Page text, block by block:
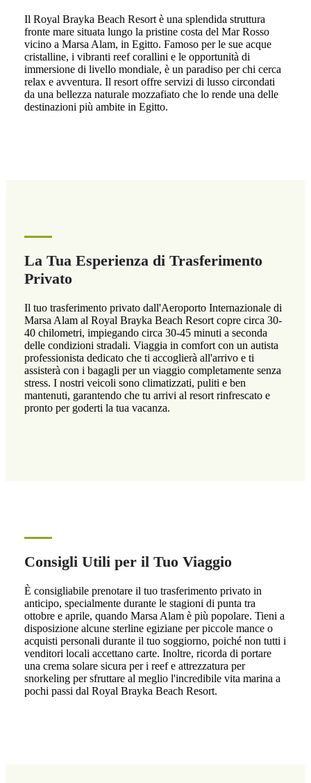
Il Royal Brayka Beach Resort è una splendida struttura
fronte mare situata lungo la pristine costa del Mar Rosso
vicino a Marsa Alam, in Egitto. Famoso per le sue acque
cristalline, i vibranti reef corallini e le opportunità di
immersione di livello mondiale, è un paradiso per chi cerca
relax e avventura. Il resort offre servizi di lusso circondati
da una bellezza naturale mozzafiato che lo rende una delle
destinazioni più ambite in Egitto.
La Tua Esperienza di Trasferimento
Privato
Il tuo trasferimento privato dall'Aeroporto Internazionale di
Marsa Alam al Royal Brayka Beach Resort copre circa 30-
40 chilometri, impiegando circa 30-45 minuti a seconda
delle condizioni stradali. Viaggia in comfort con un autista
professionista dedicato che ti accoglierà all'arrivo e ti
assisterà con i bagagli per un viaggio completamente senza
stress. I nostri veicoli sono climatizzati, puliti e ben
mantenuti, garantendo che tu arrivi al resort rinfrescato e
pronto per goderti la tua vacanza.
Consigli Utili per il Tuo Viaggio
È consigliabile prenotare il tuo trasferimento privato in
anticipo, specialmente durante le stagioni di punta tra
ottobre e aprile, quando Marsa Alam è più popolare. Tieni a
disposizione alcune sterline egiziane per piccole mance o
acquisti personali durante il tuo soggiorno, poiché non tutti i
venditori locali accettano carte. Inoltre, ricorda di portare
una crema solare sicura per i reef e attrezzatura per
snorkeling per sfruttare al meglio l'incredibile vita marina a
pochi passi dal Royal Brayka Beach Resort.